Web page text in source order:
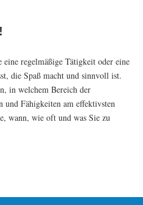
regelmäßige Tätigkeit oder eine
die Spaß macht und sinnvoll ist.
in welchem Bereich der
und Fähigkeiten am effektivsten
wann, wie oft und was Sie zu